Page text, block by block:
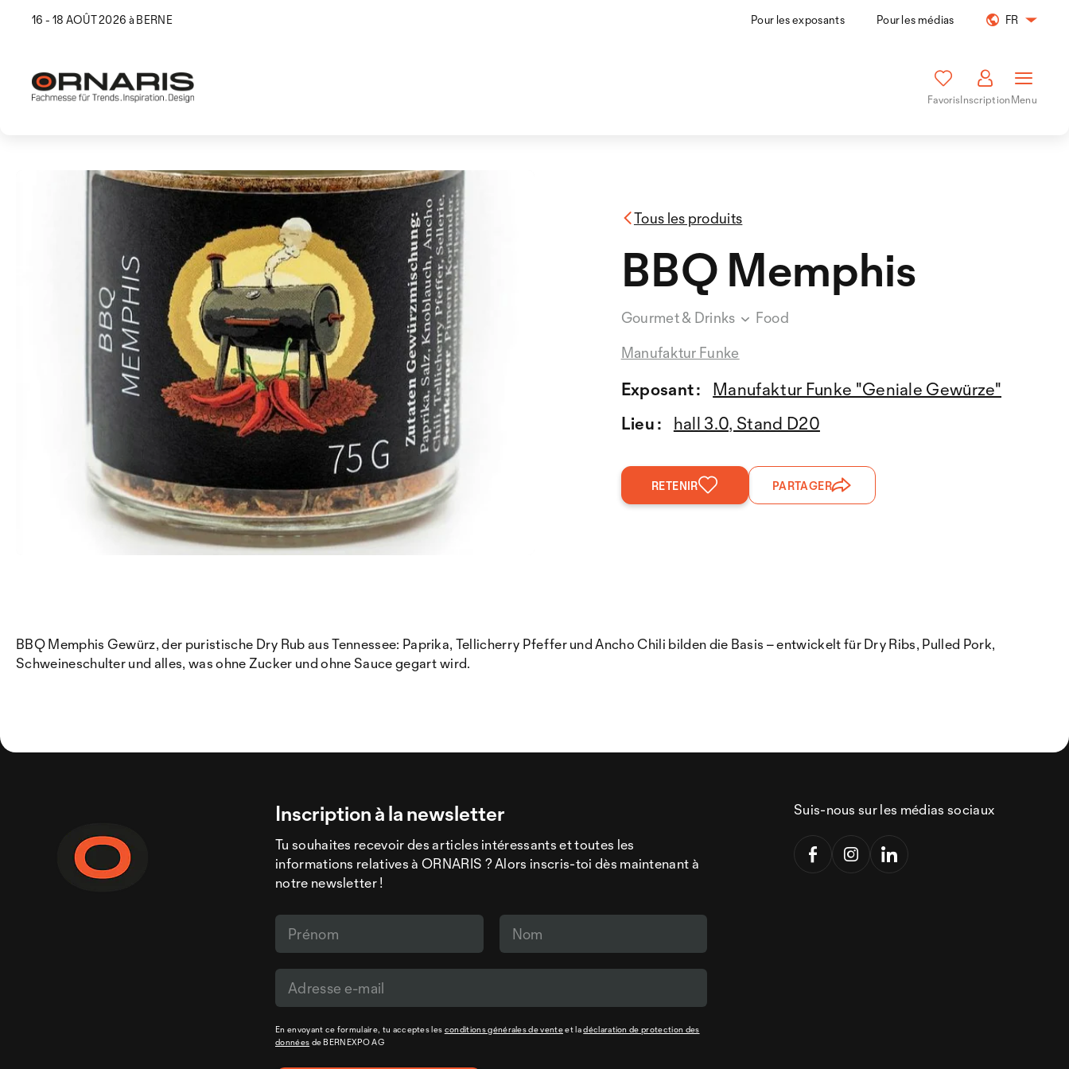
16 - 18 AOÛT 2026 à BERNE Pour les exposants Pour les médias FR
FavorisInscriptionMenu
Tous les produits
BBQ Memphis
Gourmet & Drinks
Food
Manufaktur Funke
Exposant :
Manufaktur Funke "Geniale Gewürze"
Lieu :
hall 3.0, Stand D20
RETENIR PARTAGER
BBQ Memphis Gewürz, der puristische Dry Rub aus Tennessee: Paprika, Tellicherry Pfeffer und Ancho Chili bilden die Basis – entwickelt für Dry Ribs, Pulled Pork,
Schweineschulter und alles, was ohne Zucker und ohne Sauce gegart wird.
Inscription à la newsletter
Tu souhaites recevoir des articles intéressants et toutes les
informations relatives à ORNARIS ? Alors inscris-toi dès maintenant à
notre newsletter !
En envoyant ce formulaire, tu acceptes les conditions générales de venteet ladéclaration de protection des
données de BERNEXPO AG
Suis-nous sur les médias sociaux